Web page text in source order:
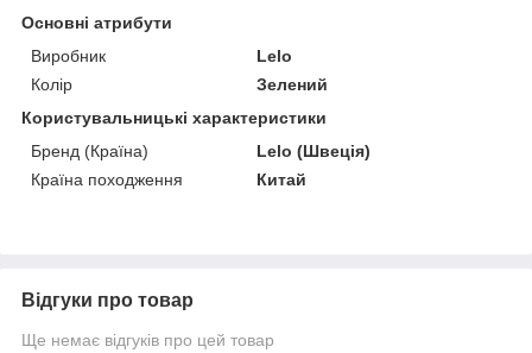
Основні атрибути
Виробник
Lelo
Колір
Зелений
Користувальницькі характеристики
Бренд (Країна)
Lelo (Швеція)
Країна походження
Китай
Відгуки про товар
Ще немає відгуків про цей товар